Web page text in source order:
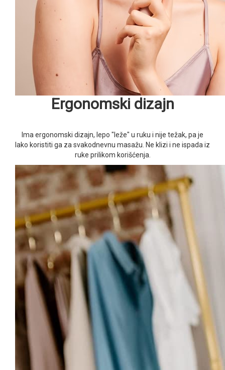
Ergonomski dizajn
Ima ergonomski dizajn, lepo "leže" u ruku i nije težak, pa je
lako koristiti ga za svakodnevnu masažu. Ne klizi i ne ispada iz
ruke prilikom korišćenja.